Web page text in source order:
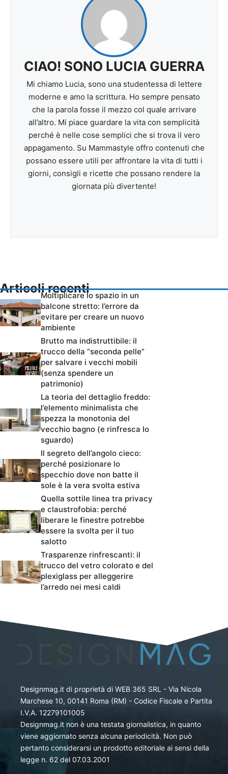
CIAO! SONO LUCIA GUERRA
Mi chiamo Lucia, sono una studentessa di lettere
moderne e amo la scrittura. Ho sempre pensato
che la parola fosse il mezzo col quale arrivare
all’altro. Mi piace guardare la vita con semplicità
perché è nelle cose semplici che si trova il vero
appagamento. Su Mammastyle offro contenuti che
possano essere utili per affrontare la vita di tutti i
giorni, consigli e ricette che possano rendere la
giornata più divertente!
Articoli recenti
Moltiplicare lo spazio in un
balcone stretto: l’errore da
evitare per creare un nuovo
ambiente
Brutto ma indistruttibile: il
trucco della “seconda pelle”
per salvare i vecchi mobili
(senza spendere un
patrimonio)
La teoria del dettaglio freddo:
l’elemento minimalista che
spezza la monotonia del
vecchio bagno (e rinfresca lo
sguardo)
Il segreto dell’angolo cieco:
perché posizionare lo
specchio dove non batte il
sole è la vera svolta estiva
Quella sottile linea tra privacy
e claustrofobia: perché
liberare le finestre potrebbe
essere la svolta per il tuo
salotto
Trasparenze rinfrescanti: il
trucco del vetro colorato e del
plexiglass per alleggerire
l’arredo nei mesi caldi
Designmag.it di proprietà di WEB 365 SRL - Via Nicola
Marchese 10, 00141 Roma (RM) - Codice Fiscale e Partita
I.V.A. 12279101005
Designmag.it non è una testata giornalistica, in quanto
viene aggiornato senza alcuna periodicità. Non può
pertanto considerarsi un prodotto editoriale ai sensi della
legge n. 62 del 07.03.2001